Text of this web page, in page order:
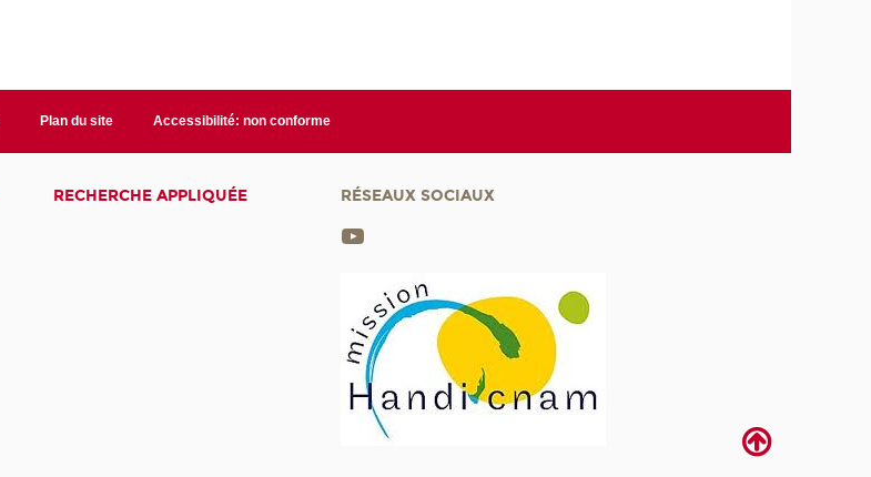
Plan du site Accessibilité: non conforme
RECHERCHE APPLIQUÉE RÉSEAUX SOCIAUX